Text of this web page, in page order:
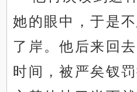
她的眼中，于是
了岸。他后来回
时间，被严矣钗